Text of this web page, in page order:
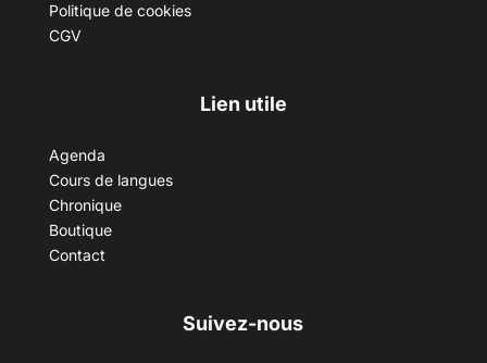
Politique de cookies
CGV
Lien utile
Agenda
Cours de langues
Chronique
Boutique
Contact
Suivez-nous